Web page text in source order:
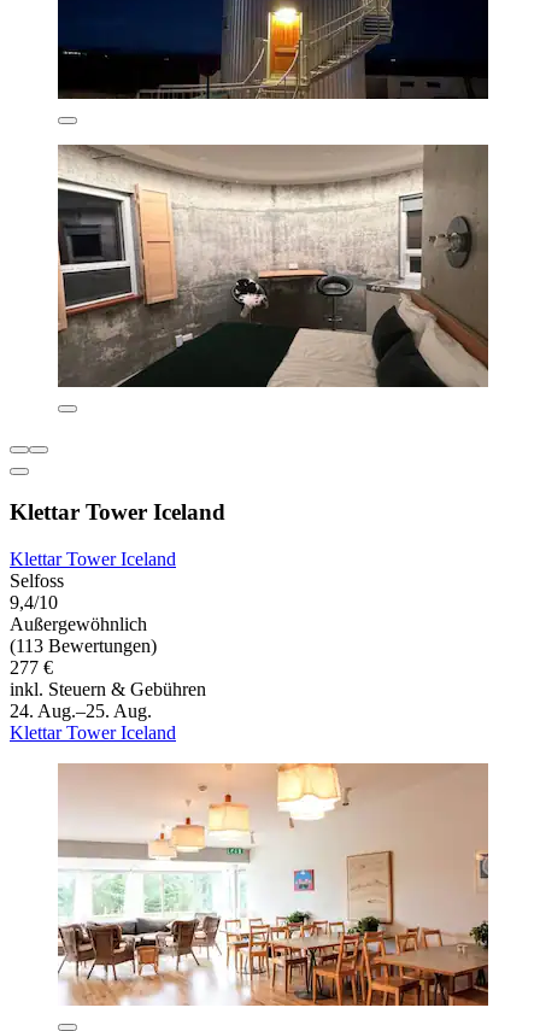
Klettar Tower Iceland
Klettar Tower Iceland
Selfoss
9,4/10
Außergewöhnlich
(113 Bewertungen)
277 €
inkl. Steuern & Gebühren
24. Aug.–25. Aug.
Klettar Tower Iceland